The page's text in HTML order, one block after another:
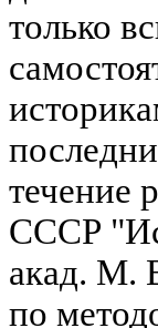
только
течение
СССР
акад. М.
по